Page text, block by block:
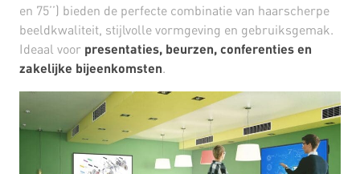
en 75’’) bieden de perfecte combinatie van haarscherpe
beeldkwaliteit, stijlvolle vormgeving en gebruiksgemak.
Ideaal voor presentaties, beurzen, conferenties en
zakelijke bijeenkomsten.